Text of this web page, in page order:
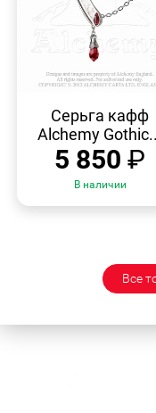
ПРОСМОТР
Серьга кафф
Alchemy
5 850 ₽
В наличии
Все